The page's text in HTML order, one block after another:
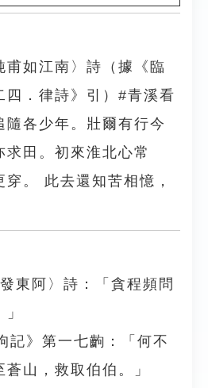
甫如江南〉詩（據《臨
四．律詩》引）#青溪看
隨各少年。壯爾有行今
求田。初來淮北心常
。 此去還知苦相憶，
東阿〉詩：「貪程頻問
記》第一七齣：「何不
山，救取伯伯。」